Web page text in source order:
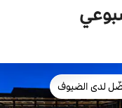
البيوت المفضّلة لدى الضيوف
لدى الضيوف